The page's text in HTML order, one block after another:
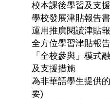
校本課後學習及支
學校發展津貼報告書
運用推廣閱讀津貼
全方位學習津貼報
「全校參與」模式
及支援措施
為非華語學生提供
要)